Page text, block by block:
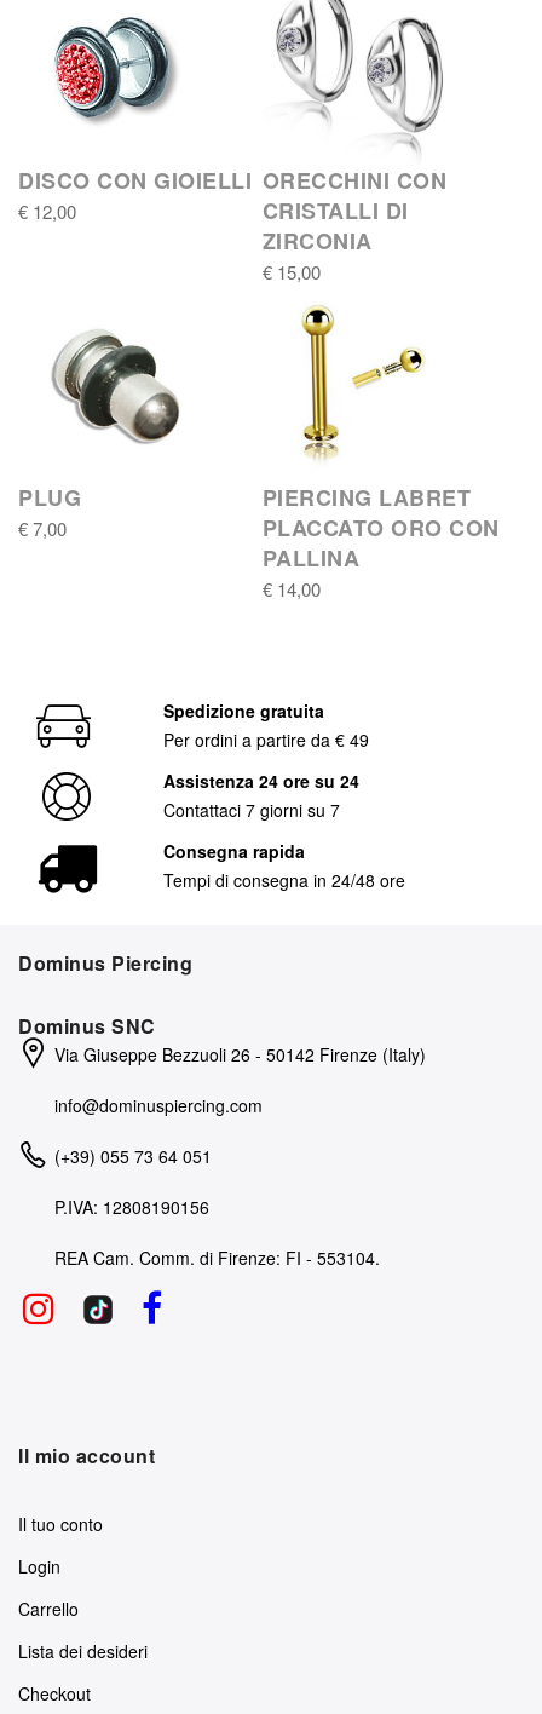
DISCO CON GIOIELLI
€ 12,00
ORECCHINI CON
CRISTALLI DI
ZIRCONIA
€ 15,00
PLUG
€ 7,00
PIERCING LABRET
PLACCATO ORO CON
PALLINA
€ 14,00
Spedizione gratuita
Per ordini a partire da € 49
Assistenza 24 ore su 24
Contattaci 7 giorni su 7
Consegna rapida
Tempi di consegna in 24/48 ore
Dominus Piercing
Dominus SNC
Via Giuseppe Bezzuoli 26 - 50142 Firenze (Italy)
info@dominuspiercing.com
(+39) 055 73 64 051
P.IVA: 12808190156
REA Cam. Comm. di Firenze: FI - 553104.
Il mio account
Il tuo conto
Login
Carrello
Lista dei desideri
Checkout